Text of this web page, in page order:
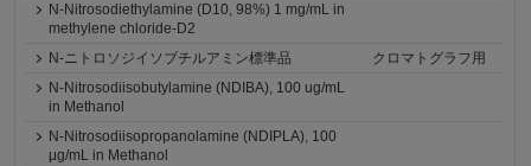
N-Nitrosodiethylamine (D10, 98%) 1 mg/mL in
methylene chloride-D2
N-ニトロソジイソブチルアミン標準品
クロマトグラフ用
N-Nitrosodiisobutylamine (NDIBA), 100 ug/mL
in Methanol
N-Nitrosodiisopropanolamine (NDIPLA), 100
μg/mL in Methanol